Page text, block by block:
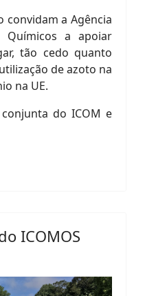
convidam a Agência
Químicos a apoiar
tão cedo quanto
de azoto na
na UE.
do ICOM e
ICOMOS